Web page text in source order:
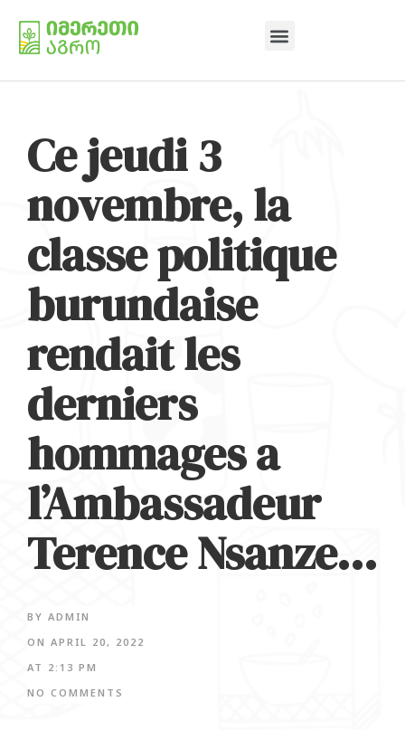
Ce jeudi 3
novembre, la
classe politique
burundaise
rendait les
derniers
hommages a
l’Ambassadeur
Terence Nsanze…
BY ADMIN
ON APRIL 20, 2022
AT 2:13 PM
NO COMMENTS